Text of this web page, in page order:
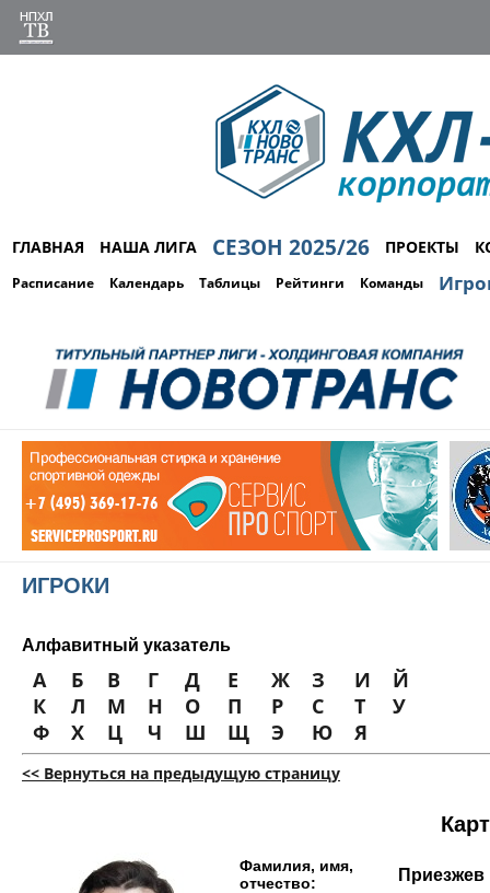
ГЛАВНАЯ НАША ЛИГА СЕЗОН 2025/26 ПРОЕКТЫ
Расписание Календарь Таблицы Рейтинги Команды
ИГРОКИ
Алфавитный указатель
А Б В Г Д Е Ж З И
Й
К
Л М Н О П Р С Т
У
Ф
Х Ц Ч Ш Щ Э Ю Я
<< Вернуться на предыдущую страницу
Фамилия, имя,
отчество: